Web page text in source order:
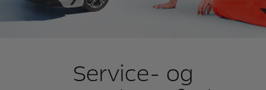
Service- og